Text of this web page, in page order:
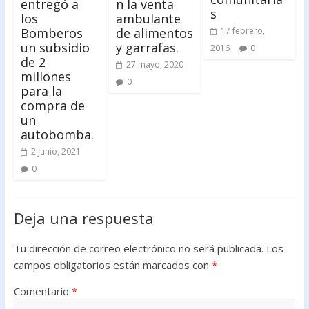
entregó a
los
Bomberos
un subsidio
de 2
millones
para la
compra de
un
autobomba.
2 junio, 2021
0
n la venta
ambulante
de alimentos
y garrafas.
27 mayo, 2020
0
s
17 febrero,
2016
0
Deja una respuesta
Tu dirección de correo electrónico no será publicada. Los
campos obligatorios están marcados con *
Comentario *